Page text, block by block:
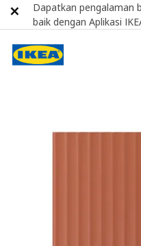
Dapatkan pengalaman
baik dengan Aplikasi